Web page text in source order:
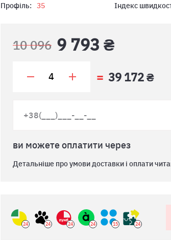
Профіль:
35 Індекс
10 096 9 793 ₴
39 172 ₴
ви можете оплатити через
Детальніше про умови доставки і оплати
24 24 24 24 15 24